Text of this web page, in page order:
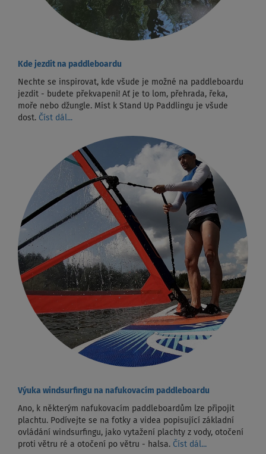
Kde jezdit na paddleboardu
Nechte se inspirovat, kde všude je možné na paddleboardu
jezdit - budete překvapeni! Ať je to lom, přehrada, řeka,
moře nebo džungle. Míst k Stand Up Paddlingu je všude
dost. Číst dál...
Výuka windsurfingu na nafukovacím paddleboardu
Ano, k některým nafukovacím paddleboardům lze připojit
plachtu. Podívejte se na fotky a videa popisující základní
ovládání windsurfingu, jako vytažení plachty z vody, otočení
proti větru ré a otočení po větru - halsa. Číst dál...